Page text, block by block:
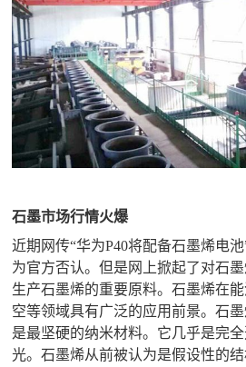
石墨市场行情火爆
近期网传“华为P40将配备石墨烯电
为官方否认。但是网上掀起了对石
生产石墨烯的重要原料。石墨烯在
空等领域具有广泛的应用前景。石
是最坚硬的纳米材料。它几乎是完
光。石墨烯从前被认为是假设性的